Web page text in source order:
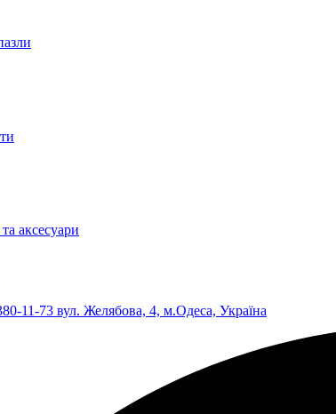
аксесуари
11-73 вул. Желябова, 4, м.Одеса, Україна